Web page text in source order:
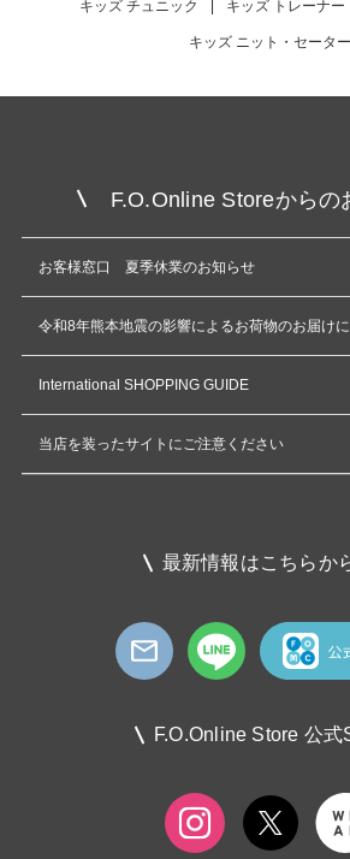
キッズ チュニック キッズ トレーナー
キッズ ニット・セーター
F.O.Online Storeからの
お客様窓口 夏季休業のお知らせ
令和8年熊本地震の影響によるお荷物のお届け
International SHOPPING GUIDE
当店を装ったサイトにご注意ください
最新情報はこちらか
F.O.Online Store 公式